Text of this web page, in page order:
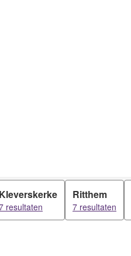
Kleverskerke
resultaten
Ritthem
7 resultaten